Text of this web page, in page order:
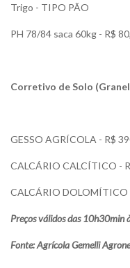
Trigo - TIPO PÃO
PH 78/84 saca 60kg - R$
Corretivo de Solo
GESSO AGRÍCOLA - R$
CALCÁRIO CALCÍTICO -
CALCÁRIO DOLOMÍTICO
Preços válidos das 10h30min
Fonte: Agrícola Gemelli